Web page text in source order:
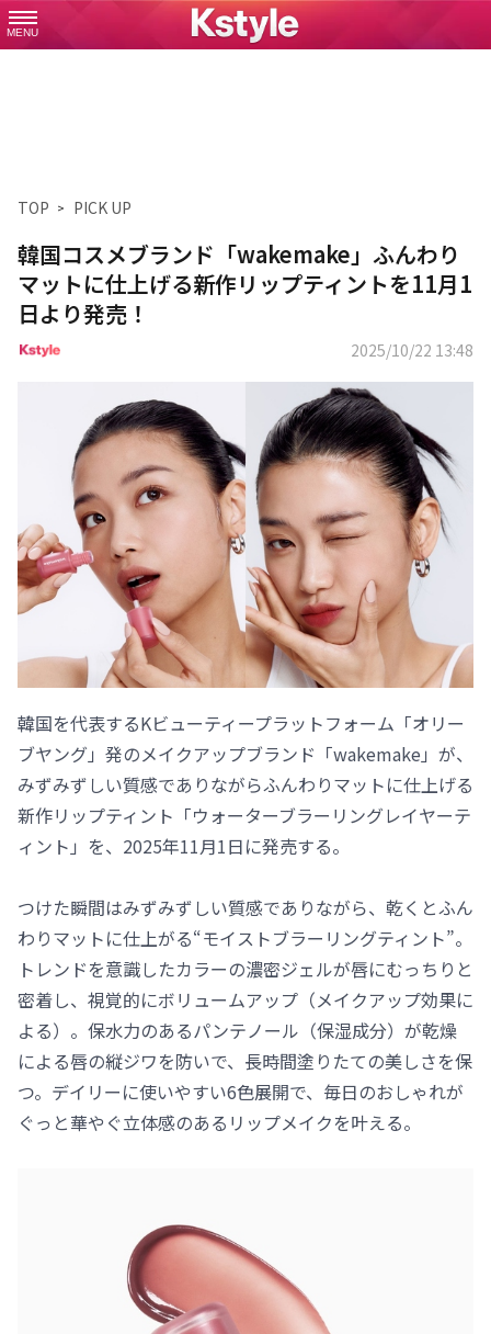
MENU
TOP PICK UP
韓国コスメブランド「wakemake」ふんわり
マットに仕上げる新作リップティントを11月1
日より発売！
2025/10/22 13:48
韓国を代表するKビューティープラットフォーム「オリー
ブヤング」発のメイクアップブランド「wakemake」が、
みずみずしい質感でありながらふんわりマットに仕上げる
新作リップティント「ウォーターブラーリングレイヤーテ
ィント」を、2025年11月1日に発売する。
つけた瞬間はみずみずしい質感でありながら、乾くとふん
わりマットに仕上がる“モイストブラーリングティント”。
トレンドを意識したカラーの濃密ジェルが唇にむっちりと
密着し、視覚的にボリュームアップ（メイクアップ効果に
よる）。保水力のあるパンテノール（保湿成分）が乾燥
による唇の縦ジワを防いで、長時間塗りたての美しさを保
つ。デイリーに使いやすい6色展開で、毎日のおしゃれが
ぐっと華やぐ立体感のあるリップメイクを叶える。